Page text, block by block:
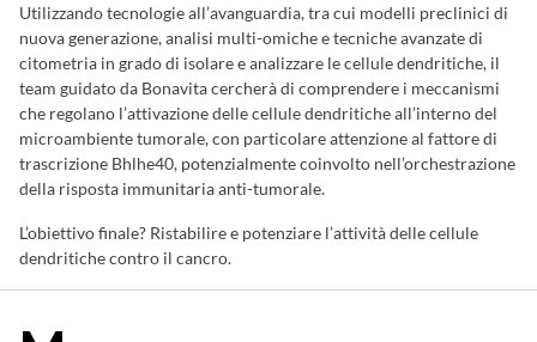
Utilizzando tecnologie all’avanguardia, tra cui modelli preclinici di
nuova generazione, analisi multi-omiche e tecniche avanzate di
citometria in grado di isolare e analizzare le cellule dendritiche, il
team guidato da Bonavita cercherà di comprendere i meccanismi
che regolano l’attivazione delle cellule dendritiche all’interno del
microambiente tumorale, con particolare attenzione al fattore di
trascrizione Bhlhe40, potenzialmente coinvolto nell’orchestrazione
della risposta immunitaria anti-tumorale.
L’obiettivo finale? Ristabilire e potenziare l’attività delle cellule
dendritiche contro il cancro.